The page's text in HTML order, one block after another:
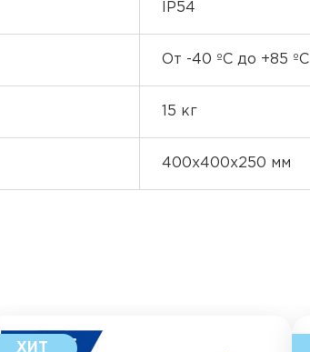
IP54
От -40 ºC до +85 ºC
15 кг
400х400х250 мм